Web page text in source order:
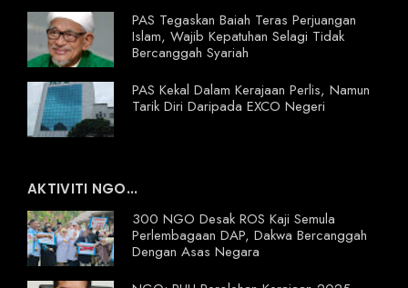
PAS Tegaskan Baiah Teras Perjuangan
Islam, Wajib Kepatuhan Selagi Tidak
Bercanggah Syariah
PAS Kekal Dalam Kerajaan Perlis, Namun
Tarik Diri Daripada EXCO Negeri
AKTIVITI NGO...
300 NGO Desak ROS Kaji Semula
Perlembagaan DAP, Dakwa Bercanggah
Dengan Asas Negara